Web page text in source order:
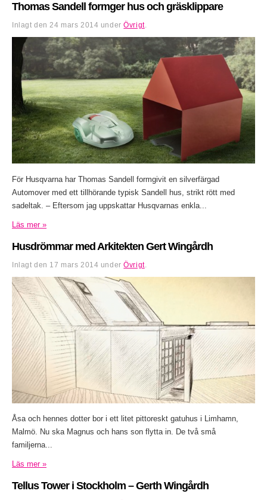
Thomas Sandell formger hus och gräsklippare
Inlagt den24 mars 2014 underÖvrigt.
För Husqvarna har Thomas Sandell formgivit en silverfärgad
Automover med ett tillhörande typisk Sandell hus, strikt rött med
sadeltak. – Eftersom jag uppskattar Husqvarnas enkla...
Läs mer »
Husdrömmar med Arkitekten Gert Wingårdh
Inlagt den 17 mars 2014 underÖvrigt.
Åsa och hennes dotter bor i ett litet pittoreskt gatuhus i Limhamn,
Malmö. Nu ska Magnus och hans son flytta in. De två små
familjerna...
Läs mer »
Tellus Tower i Stockholm – Gerth Wingårdh